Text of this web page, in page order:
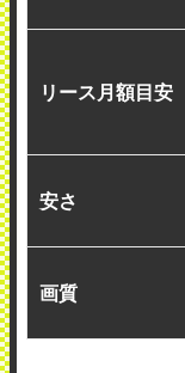
リース月額目安
安さ
画質